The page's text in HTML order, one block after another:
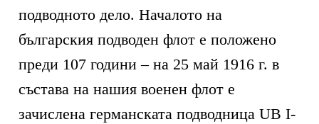
подводното дело. Началото на
българския подводен флот е положено
преди 107 години – на 25 май 1916 г. в
състава на нашия военен флот е
зачислена германската подводница UB I-